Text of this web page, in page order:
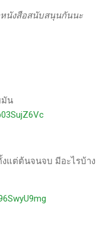
นังสือสนับสนุนกันนะ
มัน
แต่ต้นจนจบ มีอะไรบ้าง